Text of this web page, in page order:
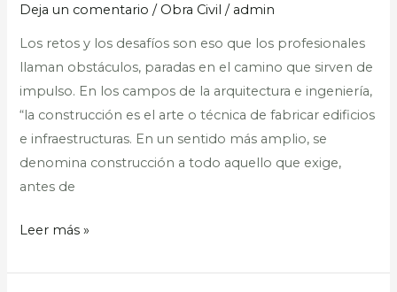
Deja un comentario / Obra Civil / admin
Los retos y los desafíos son eso que los profesionales
llaman obstáculos, paradas en el camino que sirven de
impulso. En los campos de la arquitectura e ingeniería,
“la construcción es el arte o técnica de fabricar edificios
e infraestructuras. En un sentido más amplio, se
denomina construcción a todo aquello que exige,
antes de
éxito
de
las
obras
civiles
Leer más »